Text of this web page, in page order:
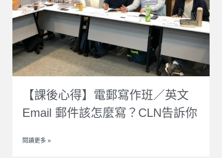
【課後心得】電郵寫作班／英文
Email 郵件該怎麼寫？CLN告訴你
閱讀更多 »